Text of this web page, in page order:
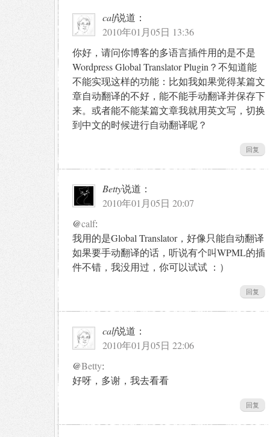
calf说道：
2010年01月05日 13:36
你好，请问你博客的多语言插件用的是不是
Wordpress Global Translator Plugin？不知道能
不能实现这样的功能：比如我如果觉得某篇文
章自动翻译的不好，能不能手动翻译并保存下
来。或者能不能某篇文章我就用英文写，切换
到中文的时候进行自动翻译呢？
回复
Betty说道：
2010年01月05日 20:07
@calf:
我用的是Global Translator，好像只能自动翻译
如果要手动翻译的话，听说有个叫WPML的插
件不错，我没用过，你可以试试 ：）
回复
calf说道：
2010年01月05日 22:06
@Betty:
好呀，多谢，我去看看
回复